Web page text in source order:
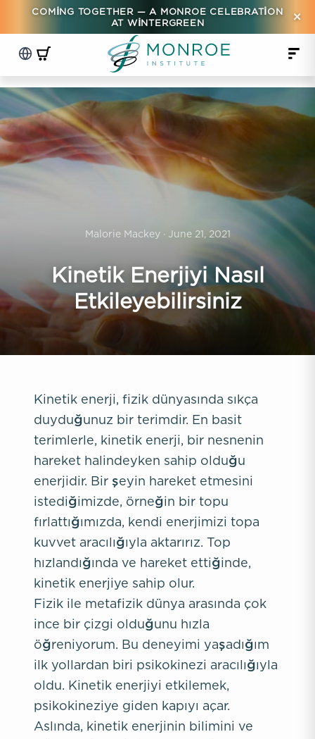
COMING TOGETHER — A MONROE CELEBRATION
AT WINTERGREEN
×
Malorie Mackey · June 21, 2021
Kinetik Enerjiyi Nasıl
Etkileyebilirsiniz
Kinetik enerji, fizik dünyasında sıkça
duyduğunuz bir terimdir. En basit
terimlerle, kinetik enerji, bir nesnenin
hareket halindeyken sahip olduğu
enerjidir. Bir şeyin hareket etmesini
istediğimizde, örneğin bir topu
fırlattığımızda, kendi enerjimizi topa
kuvvet aracılığıyla aktarırız. Top
hızlandığında ve hareket ettiğinde,
kinetik enerjiye sahip olur.
Fizik ile metafizik dünya arasında çok
ince bir çizgi olduğunu hızla
öğreniyorum. Bu deneyimi yaşadığım
ilk yollardan biri psikokinezi aracılığıyla
oldu. Kinetik enerjiyi etkilemek,
psikokineziye giden kapıyı açar.
Aslında, kinetik enerjinin bilimini ve